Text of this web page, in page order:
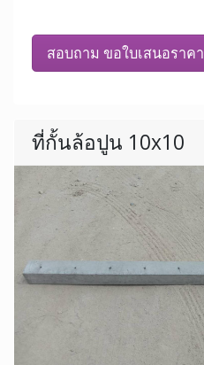
สอบถาม ขอใบเสนอราคา
ที่กั้นล้อปูน 10x10